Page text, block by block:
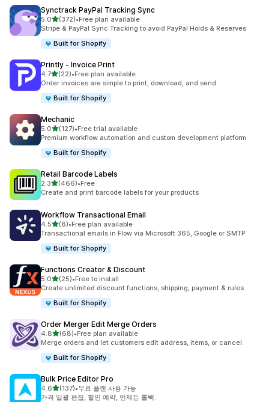
Synctrack PayPal Tracking Sync
5.0별 5개 중
(372)
총 리뷰 372개
•Free plan available
Stripe & PayPal Sync Tracking to avoid PayPal Holds & Reserves
Built for Shopify
Printly ‑ Invoice Print
4.7별 5개 중
(22)
총 리뷰 22개
•Free plan available
Order invoices are simple to print, download, and send.
Built for Shopify
Mechanic
5.0별 5개 중
(127)
총 리뷰 127개
•Free trial available
Premium workflow automation and custom development platform
Built for Shopify
Retail Barcode Labels
2.3별 5개 중
(466)
총 리뷰 466개
•Free
Create and print barcode labels for your products
Workflow Transactional Email
4.5별 5개 중
(8)
총 리뷰 8개
•Free plan available
Transactional emails in Flow via Microsoft 365, Google or SMTP
Built for Shopify
Functions Creator & Discount
5.0별 5개 중
(25)
총 리뷰 25개
•Free to install
Create unlimited discount functions, shipping, payment & rules
Built for Shopify
Order Merger Edit Merge Orders
4.8별 5개 중
(68)
총 리뷰 68개
•Free plan available
Merge orders and let customers edit address, items, or cancel.
Built for Shopify
Bulk Price Editor Pro
4.6별 5개 중
(137)
총 리뷰 137개
•무료 플랜 사용 가능
가격 일괄 편집, 할인 예약, 언제든 롤백.